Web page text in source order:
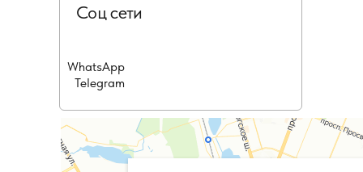
Соц сети
WhatsApp
Telegram